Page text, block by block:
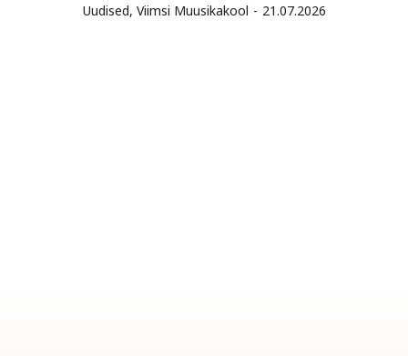
Uudised, Viimsi Muusikakool 21.07.2026